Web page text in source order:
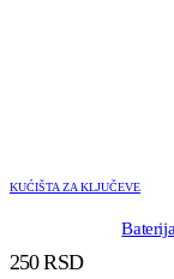
KUĆIŠTA ZA KLJUČEVE
250RSD